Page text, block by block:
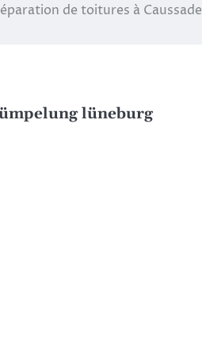
de toitures à Caussade
lüneburg